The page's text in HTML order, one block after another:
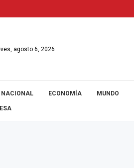
agosto 6, 2026
NACIONAL ECONOMÍA MUNDO